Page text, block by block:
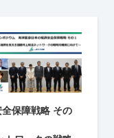
保障戦略 その